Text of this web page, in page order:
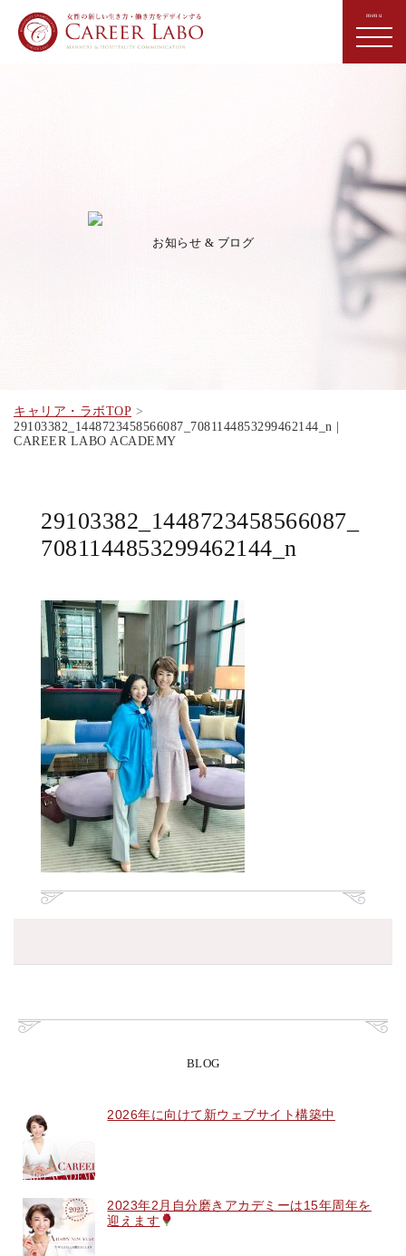
お知らせ & ブログ
キャリア・ラボTOP
29103382_1448723458566087_7081144853299462144_n |
CAREER LABO ACADEMY
29103382_1448723458566087_
7081144853299462144_n
BLOG
2026年に向けて新ウェブサイト構築中
2023年2月自分磨きアカデミーは15年周年を
迎えます